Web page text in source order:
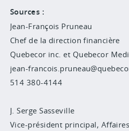
Sources :
Jean-François Pruneau
Chef de la direction financière
Quebecor inc. et Quebecor
jean-
514 380-4144
J. Serge Sasseville
Vice-président principal,